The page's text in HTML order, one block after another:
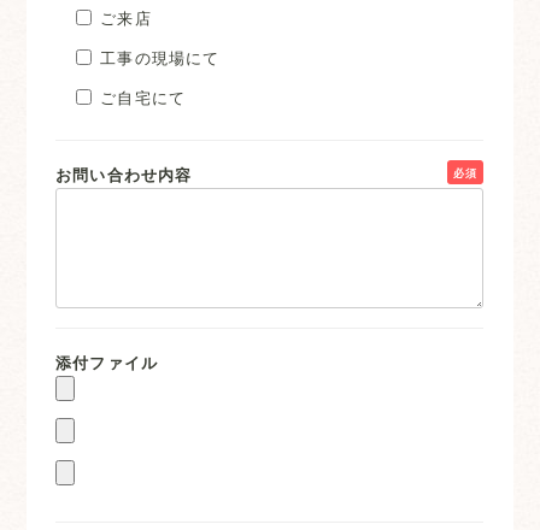
ご来店
工事の現場にて
ご自宅にて
お問い合わせ内容 必須
添付ファイル